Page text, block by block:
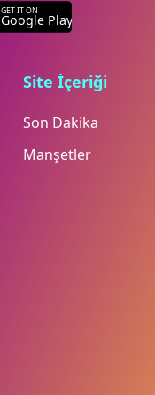
GET IT ON
Google Play
Site İçeriği
Son Dakika
Manşetler